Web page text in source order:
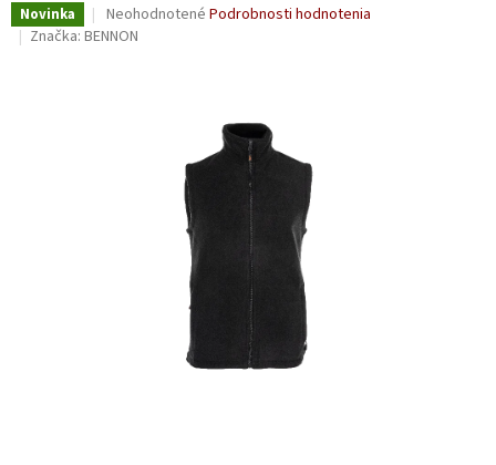
Novinka
Priemerné
hodnotenie
Neohodnotené Podrobnosti hodnotenia
Značka: BENNON